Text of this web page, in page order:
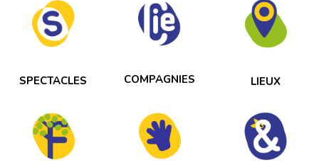
SPECTACLES COMPAGNIES LIEUX